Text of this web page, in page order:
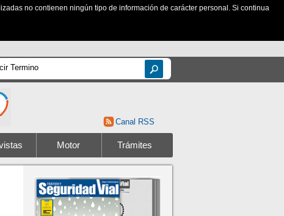
no contienen ningún tipo de información de carácter personal. Si continua
Canal RSS
Motor Trámites